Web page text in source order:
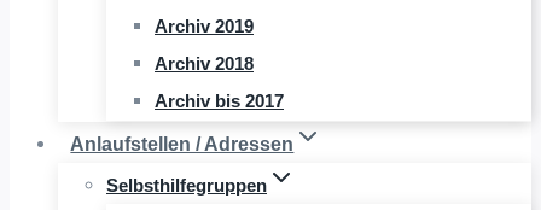
Archiv 2019
Archiv 2018
Archiv bis 2017
Anlaufstellen / Adressen
Selbsthilfegruppen